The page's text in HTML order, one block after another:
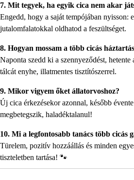
7. Mit tegyek, ha egyik cica nem akar
Engedd, hogy a saját tempójában nyisson:
jutalomfalatokkal oldhatod a feszültséget.
8. Hogyan mossam a több cicás
Naponta szedd ki a szennyeződést,
tálcát enyhe, illatmentes tisztítószerrel.
9. Mikor vigyem őket állatorvoshoz?
Új cica érkezésekor azonnal, később
megbetegszik, haladéktalanul!
10. Mi a legfontosabb tanács több cicás
Türelem, pozitív hozzáállás és minden
tiszteletben tartása! 🐾